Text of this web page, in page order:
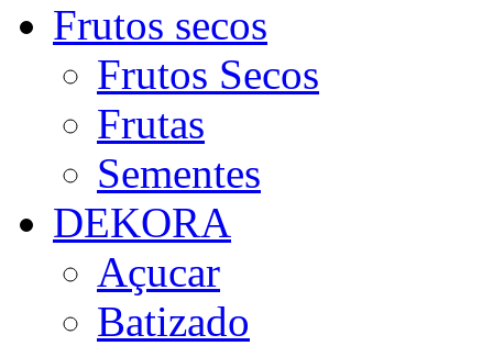
Frutos secos
Frutos Secos
Frutas
Sementes
DEKORA
Açucar
Batizado